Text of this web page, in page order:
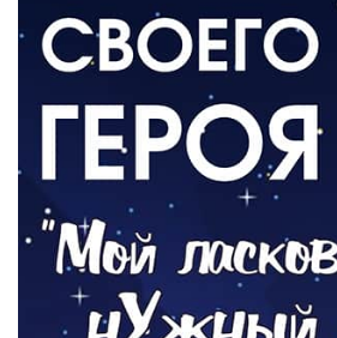
ВЛАСТЬ
Новый учебный год и
отопительному сезону
06.08.2026
РАЗЪЯСНЯЕМ
Где хранить велосипед?
06.08.2026